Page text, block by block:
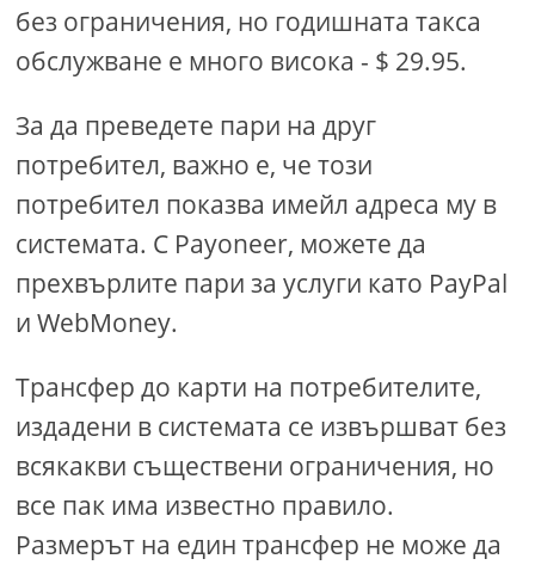
без ограничения, но годишната такса
обслужване е много висока - $ 29.95.
За да преведете пари на друг
потребител, важно е, че този
потребител показва имейл адреса му в
системата. С Payoneer, можете да
прехвърлите пари за услуги като PayPal
и WebMoney.
Трансфер до карти на потребителите,
издадени в системата се извършват без
всякакви съществени ограничения, но
все пак има известно правило.
Размерът на един трансфер не може да